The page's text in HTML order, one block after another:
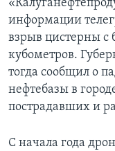
информации
взрыв цистерны с
кубометров.
тогда сообщил о
нефтебазы в
пострадавших и
С начала года